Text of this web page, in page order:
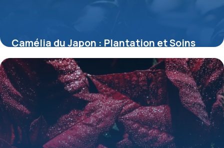
Camélia du Japon : Plantation et Soins
16 mai 2026